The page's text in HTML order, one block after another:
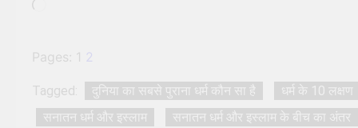
Pages: 1 2
Tagged: दुनिया का सबसे पुराना धर्म कौन सा है
धर्म के 10 लक्षण
सनातन धर्म और इस्लाम
सनातन धर्म और इस्लाम के बीच का अंतर